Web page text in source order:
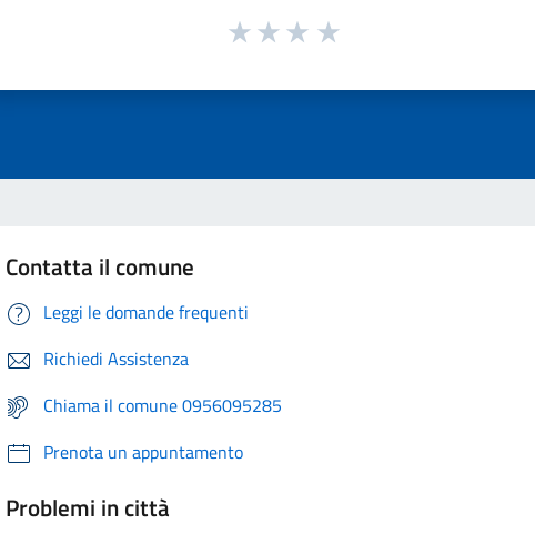
Contatta il comune
Leggi le domande frequenti
Richiedi Assistenza
Chiama il comune 0956095285
Prenota un appuntamento
Problemi in città